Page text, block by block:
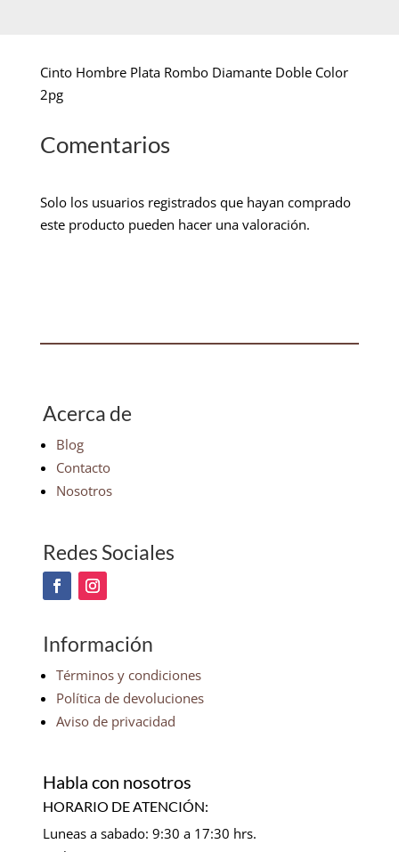
Cinto Hombre Plata Rombo Diamante Doble Color
2pg
Comentarios
Solo los usuarios registrados que hayan comprado
este producto pueden hacer una valoración.
Acerca de
Blog
Contacto
Nosotros
Redes Sociales
Información
Términos y condiciones
Política de devoluciones
Aviso de privacidad
Habla con nosotros
HORARIO DE ATENCIÓN:
Luneas a sabado: 9:30 a 17:30 hrs.